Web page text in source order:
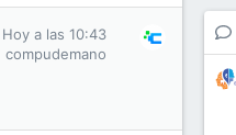
Hoy a las 10:43
compudemano